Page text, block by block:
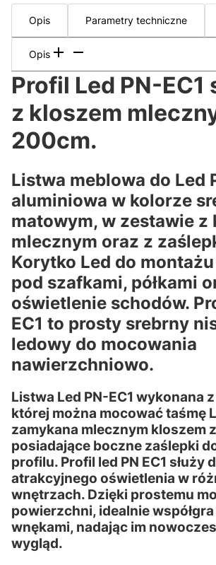
Opis Parametry techniczne
Opis
Profil Led PN-EC1
z kloszem
200cm.
Listwa meblowa do Led
aluminiowa w kolorze
matowym, w zestawie z
mlecznym oraz z
Korytko Led do montażu
pod szafkami, półkami
oświetlenie schodów.
EC1 to prosty srebrny
ledowy do mocowania
nawierzchniowo.
Listwa Led PN-EC1 wykonana
której można mocować taśmę
zamykana mlecznym kloszem
posiadające boczne zaślepki
profilu. Profil led PN EC1 służy
atrakcyjnego oświetlenia w
wnętrzach. Dzięki prostemu
powierzchni, idealnie współgra
wnękami, nadając im
wygląd.